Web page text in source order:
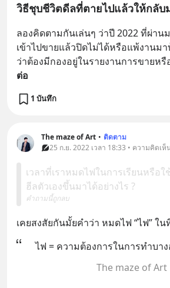
วิธีชุบชีวิตดีลที่ตายไปแล้วให้กลับ
ลองคิดตามกันเล่นๆ ว่าปี 2022 ที่ผ่า
เข้าไปขายแล้วปิดไม่ได้หรือแพ้งานม
ว่าต้องมีกองอยู่ในรายงานการขายหรื
ต่อ
1 บันทึก
The maze of Art • ติดตาม
25 ก.ย. 2022 เวลา 18:33 • ความคิดเห็
เวลาที่เราหมดไฟในการเรียนหรือ
ฮีลตัวเองขึ้นมาได้อย่างไร ?
คำถามนี้ถูกลบ
เคยสงสัยกันมั้ยคำว่า หมดไฟ “ไฟ” ใ
ไฟ = ความต้องการในการทำบาง
The maze of Art